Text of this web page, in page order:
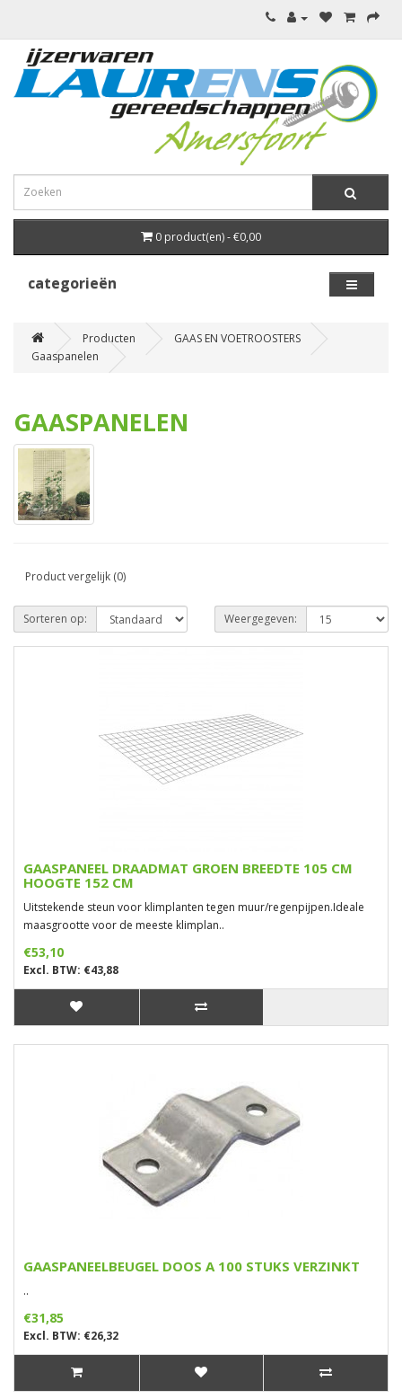
0 product(en) - €0,00
categorieën
Producten
GAAS EN VOETROOSTERS
Gaaspanelen
GAASPANELEN
Product vergelijk (0)
Sorteren op: Weergegeven:
GAASPANEEL DRAADMAT GROEN BREEDTE 105 CM
HOOGTE 152 CM
Uitstekende steun voor klimplanten tegen muur/regenpijpen.Ideale
maasgrootte voor de meeste klimplan..
€53,10
Excl. BTW: €43,88
GAASPANEELBEUGEL DOOS A 100 STUKS VERZINKT
..
€31,85
Excl. BTW: €26,32